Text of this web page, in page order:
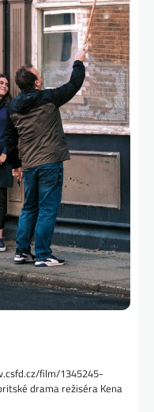
film/1345245-
drama režiséra Kena